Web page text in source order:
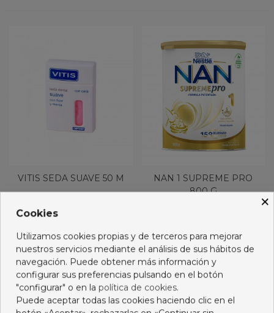
VITIS SEDA SUAVE 50 M
4,75 €
NAN 1 SUPREME PRO
800 G
×
Cookies
Utilizamos cookies propias y de terceros para mejorar
nuestros servicios mediante el análisis de sus hábitos de
navegación. Puede obtener más información y
configurar sus preferencias pulsando en el botón
"configurar" o en la política de cookies.
Puede aceptar todas las cookies haciendo clic en el